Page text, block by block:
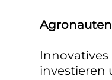
Agronauten
Innovatives
investieren